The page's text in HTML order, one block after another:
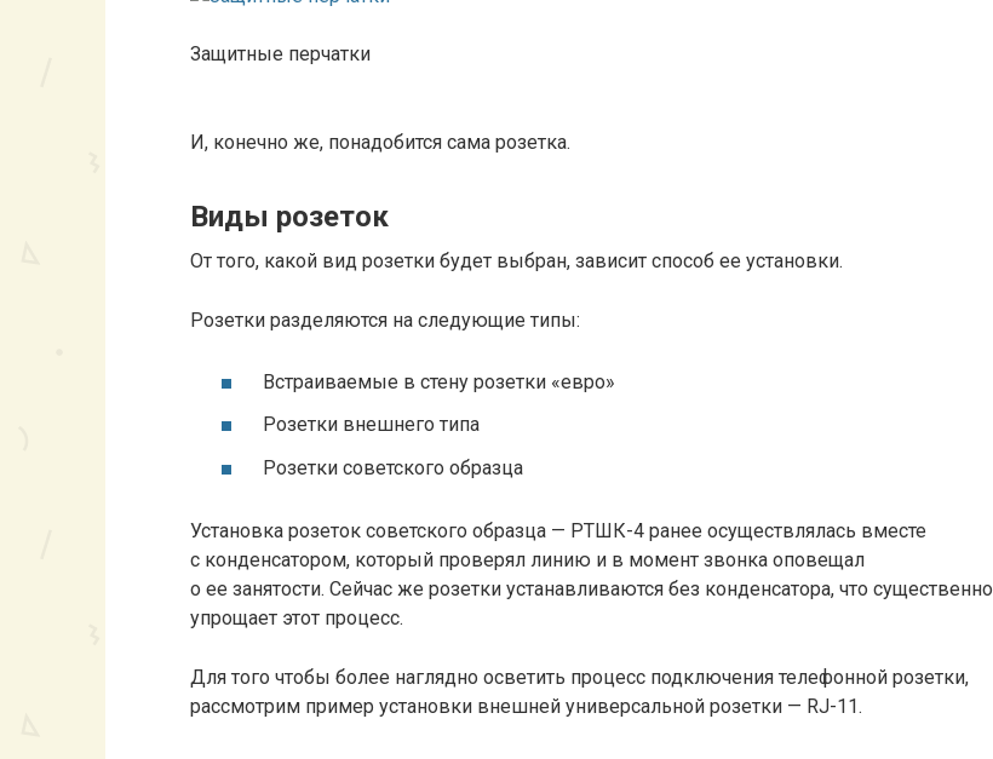
Защитные перчатки
И, конечно же, понадобится сама розетка.
Виды розеток
От того, какой вид розетки будет выбран, зависит способ ее установки.
Розетки разделяются на следующие типы:
Встраиваемые в стену розетки «евро»
Розетки внешнего типа
Розетки советского образца
Установка розеток советского образца — РТШК-4 ранее осуществлялась вместе
с конденсатором, который проверял линию и в момент звонка оповещал
о ее занятости. Сейчас же розетки устанавливаются без конденсатора, что существенно
упрощает этот процесс.
Для того чтобы более наглядно осветить процесс подключения телефонной розетки,
рассмотрим пример установки внешней универсальной розетки — RJ-11.